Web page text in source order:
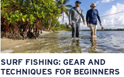
SURF FISHING: GEAR AND
TECHNIQUES FOR BEGINNERS